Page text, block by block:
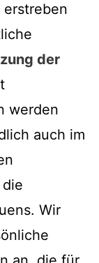
der
werden
auch im
Wir